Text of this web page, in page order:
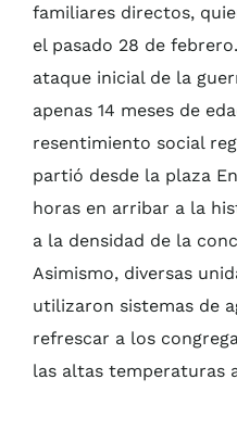
familiares directos,
el pasado 28 de
ataque inicial de la
apenas 14 meses de
resentimiento social
partió desde la plaza
horas en arribar a la
a la densidad de la
Asimismo, diversas
utilizaron sistemas de
refrescar a los
las altas temperaturas